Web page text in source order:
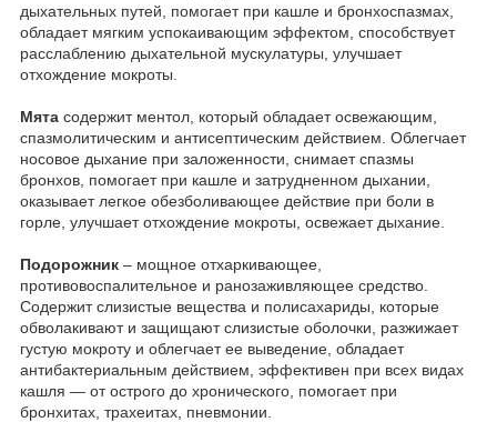
дыхательных путей, помогает при кашле и бронхоспазмах,
обладает мягким успокаивающим эффектом, способствует
расслаблению дыхательной мускулатуры, улучшает
отхождение мокроты.
Мята содержит ментол, который обладает освежающим,
спазмолитическим и антисептическим действием. Облегчает
носовое дыхание при заложенности, снимает спазмы
бронхов, помогает при кашле и затрудненном дыхании,
оказывает легкое обезболивающее действие при боли в
горле, улучшает отхождение мокроты, освежает дыхание.
Подорожник – мощное отхаркивающее,
противовоспалительное и ранозаживляющее средство.
Содержит слизистые вещества и полисахариды, которые
обволакивают и защищают слизистые оболочки, разжижает
густую мокроту и облегчает ее выведение, обладает
антибактериальным действием, эффективен при всех видах
кашля — от острого до хронического, помогает при
бронхитах, трахеитах, пневмонии.